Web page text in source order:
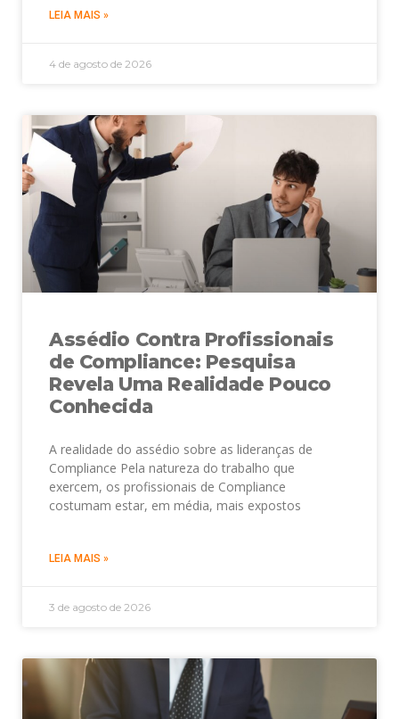
LEIA MAIS »
4 de agosto de 2026
Assédio Contra Profissionais
de Compliance: Pesquisa
Revela Uma Realidade Pouco
Conhecida
A realidade do assédio sobre as lideranças de
Compliance Pela natureza do trabalho que
exercem, os profissionais de Compliance
costumam estar, em média, mais expostos
LEIA MAIS »
3 de agosto de 2026